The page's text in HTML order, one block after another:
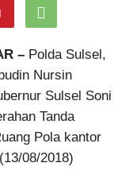
– Polda Sulsel,
Nursin
Sulsel Soni
Tanda
Pola kantor
08/2018)